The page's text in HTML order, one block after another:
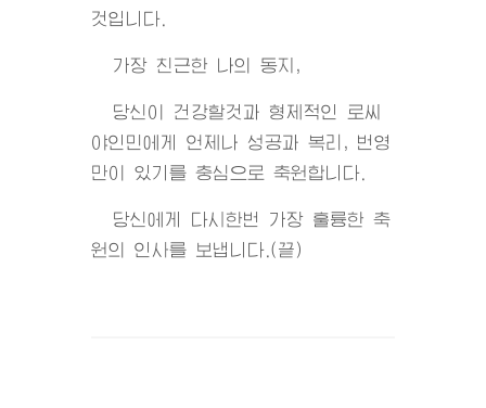
것입니다.
가장 친근한 나의 동지,
당신이 건강할것과 형제적인 로씨
야인민에게 언제나 성공과 복리, 번영
만이 있기를 충심으로 축원합니다.
당신에게 다시한번 가장 훌륭한 축
원의 인사를 보냅니다.(끝)